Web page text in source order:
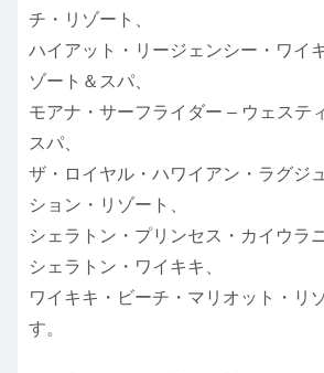
チ・リゾート、
ハイアット・リージェンシー・ワイ
ゾート＆スパ、
モアナ・サーフライダー – ウェステ
スパ、
ザ・ロイヤル・ハワイアン・ラグジ
ション・リゾート、
シェラトン・プリンセス・カイウラニ
シェラトン・ワイキキ、
ワイキキ・ビーチ・マリオット・リ
す。